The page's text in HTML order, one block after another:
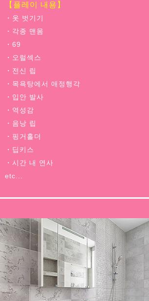
【플레이 내용】
・옷 벗기기
・각종 맨몸
・69
・오럴섹스
・전신 립
・목욕탕에서 애정행각
・입안 발사
・역성감
・음낭 립
・핑거홀더
・딥키스
・시간 내 연사
etc...